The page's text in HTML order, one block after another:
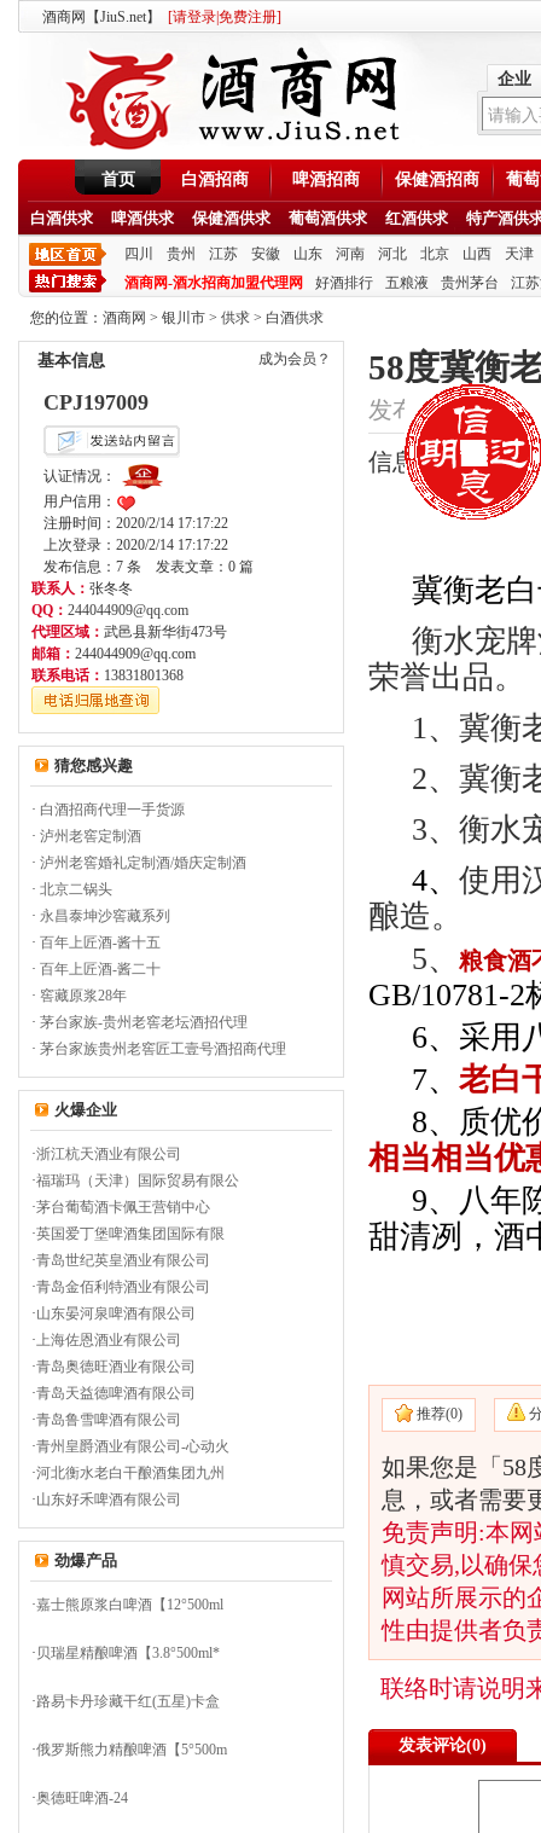
酒商网【JiuS.net】 [请登录免费注册]
企业
首页 白酒招商 啤酒招商 保健酒招商 葡
白酒供求 啤酒供求 保健酒供求 葡萄酒供求 红酒供求 特产酒供
四川 贵州 江苏 安徽 山东 河南 河北 北京 山西
天津
酒商网-酒水招商加盟代理网
好酒排行 五粮液 贵州茅台 江
您的位置： 酒商网 > 银川市 > 供求 > 白酒供求
成为会员？
基本信息
CPJ197009
认证情况：
用户信用：
注册时间：2020/2/14 17:17:22
上次登录：2020/2/14 17:17:22
发布信息：7 条 发表文章：0 篇
联系人： 张冬冬
QQ： 244044909@qq.com
代理区域： 武邑县新华街473号
邮箱： 244044909@qq.com
联系电话： 13831801368
猜您感兴趣
· 白酒招商代理一手货源
· 泸州老窖定制酒
· 泸州老窖婚礼定制酒/婚庆定制酒
· 北京二锅头
· 永昌泰坤沙窖藏系列
· 百年上匠酒-酱十五
· 百年上匠酒-酱二十
· 窖藏原浆28年
· 茅台家族-贵州老窖老坛酒招代理
· 茅台家族贵州老窖匠工壹号酒招商代理
火爆企业
·浙江杭天酒业有限公司
·福瑞玛（天津）国际贸易有限公
·茅台葡萄酒卡佩王营销中心
·英国爱丁堡啤酒集团国际有限
·青岛世纪英皇酒业有限公司
·青岛金佰利特酒业有限公司
·山东晏河泉啤酒有限公司
·上海佐恩酒业有限公司
·青岛奥德旺酒业有限公司
·青岛天益德啤酒有限公司
·青岛鲁雪啤酒有限公司
·青州皇爵酒业有限公司-心动火
·河北衡水老白干酿酒集团九州
·山东好禾啤酒有限公司
劲爆产品
·嘉士熊原浆白啤酒【12°500ml
· 贝瑞星精酿啤酒【3.8°500ml*
·路易卡丹珍藏干红(五星)卡盒
·俄罗斯熊力精酿啤酒【5°500m
·奥德旺啤酒-24
58度冀衡
发布时间：
信息类型：供应
冀衡老
衡水宠
荣誉出品。
1、冀衡
2、冀衡
3、衡水
4、 使用
酿造。
5、 粮食酒
GB/10781-2
6、采用
7、 老白
8、质优
相当相当优
9、八年
甜清冽，酒
推荐(0)
如果您是「58
息，或者需要
免责声明:本
慎交易,以确
网站所展示的
性由提供者负
联络时请说明
发表评论(0)